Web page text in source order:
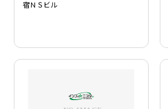
宿ＮＳビル